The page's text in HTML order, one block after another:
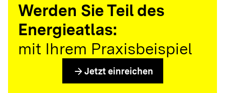
Werden Sie Teil des
Energieatlas:
mit Ihrem Praxisbeispiel
arrow_forward Jetzt einreichen